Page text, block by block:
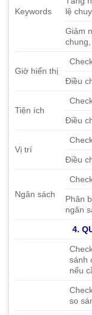
Keywords
lệ
Giảm
Giờ hiển thị
Điều
Tiện ích
Điều
Vị trí
Điều
Ngân sách
Phân
ngân
4.
sánh
nếu
so